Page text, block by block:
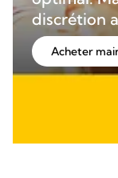
discrétion
Acheter